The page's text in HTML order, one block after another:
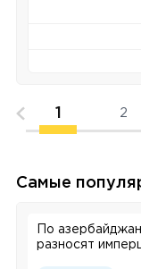
1 2
Самые
По
разносят